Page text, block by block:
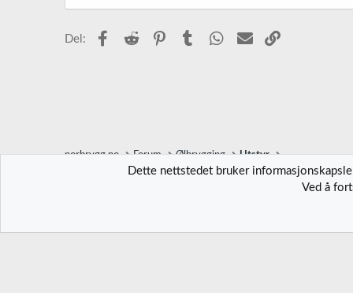
Del: Facebook
Reddit PinterestTumblr WhatsApp
E-post
norbrygg.no Forum Ølbrygging Utstyr
Dette nettstedet bruker
Ved å